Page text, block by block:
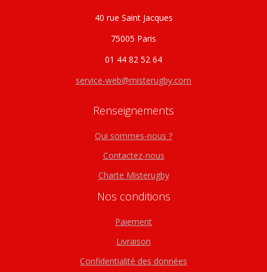
40 rue Saint Jacques
75005 Paris
01 44 82 52 64
service-web@misterugby.com
Renseignements
Qui sommes-nous ?
Contactez-nous
Charte Misterugby
Nos conditions
Paiement
Livraison
Confidentialité des données